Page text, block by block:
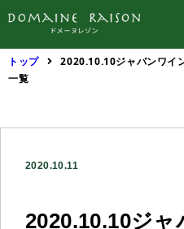
トップ
2020.10.10ジャパンワイ
一覧
2020.10.11
2020.10.10ジ